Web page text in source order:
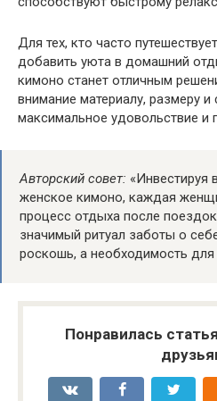
Для тех, кто часто
добавить уюта в домашний
кимоно станет отличным
внимание материалу, размеру
максимальное удовольствие и
Авторский совет: «Инвестируя
женское кимоно, каждая
процесс отдыха после
значимый ритуал заботы о
роскошь, а необходимость для
Понравилась